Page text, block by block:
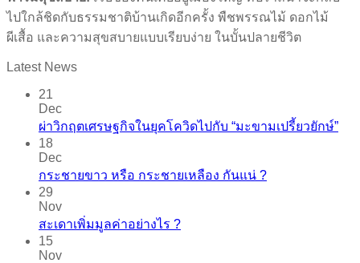
ไปใกล้ชิดกับธรรมชาติบ้านเกิดอีกครั้ง พืชพรรณไม้ ดอกไม้
ผีเสื้อ และความสุขสบายแบบเรียบง่าย ในบั้นปลายชีวิต
Latest News
21
Dec
ผ่าวิกฤตเศรษฐกิจในยุคโควิดไปกับ “มะขามเปรี้ยวยักษ์”
18
Dec
กระชายขาว​ หรือ​ กระชายเหลือง กันแน่ ?
29
Nov
สะเดาเพิ่มมูลค่าอย่างไร ?
15
Nov